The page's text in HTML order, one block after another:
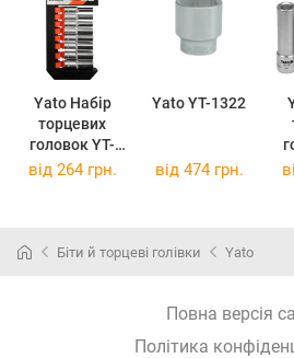
Yato Набір
торцевих
головок YT-
14431
Yato YT-1322
від 264 грн. від 474 грн.
Біти й торцеві голівки Yato
Повна версія
Політика